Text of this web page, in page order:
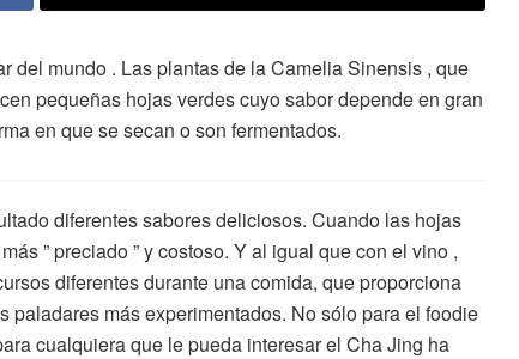
del mundo . Las plantas de la Camelia Sinensis , que
pequeñas hojas verdes cuyo sabor depende en gran
en que se secan o son fermentados.
diferentes sabores deliciosos. Cuando las hojas
” preciado ” y costoso. Y al igual que con el vino ,
diferentes durante una comida, que proporciona
más experimentados. No sólo para el foodie
cualquiera que le pueda interesar el Cha Jing ha